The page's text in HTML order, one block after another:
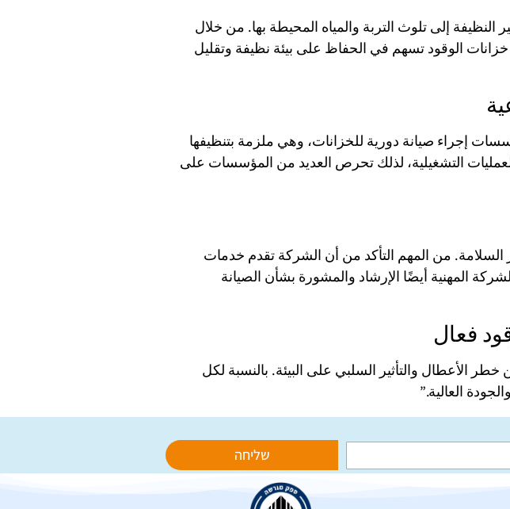
إلى تلوث التربة والمياه المحيطة بها. من خلال
خزانات الوقود تسهم في الحفاظ على بيئة نظيفة وتقليل
إجراء صيانة دورية للخزانات، وهي ملزمة بتنظيفها
التشغيلية، لذلك تحرص العديد من المؤسسات على
السلامة. من المهم التأكد من أن الشركة تقدم خدمات
المهنية أيضًا الإرشاد والمشورة بشأن الصيانة
فعال
الأعطال والتأثير السلبي على البيئة. بالنسبة لكل
العالية.”
שליחה